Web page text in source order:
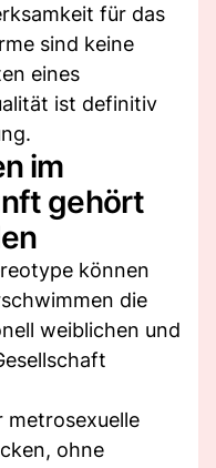
für das
sind keine
eines
ist definitiv
im
gehört
können
die
weiblichen und
metrosexuelle
ohne